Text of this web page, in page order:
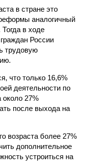
в стране это
аналогичный
в ходе
России
трудовую
что только 16,6%
деятельности по
около 27%
после выхода на
возраста более 27%
дополнительное
устроиться на